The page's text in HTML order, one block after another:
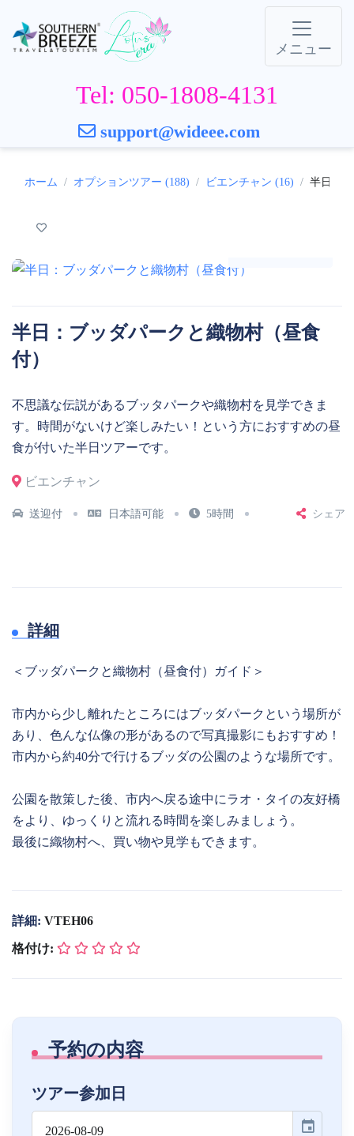
メニュー
Tel: 050-1808-4131
support@wideee.com
ホーム オプションツアー (188) ビエンチャン (16) 半日：
半日：ブッダパークと織物村（昼食
付）
不思議な伝説があるブッタパークや織物村を見学できま
す。時間がないけど楽しみたい！という方におすすめの昼
食が付いた半日ツアーです。
ビエンチャン
送迎付 日本語可能 5時間 シェア
詳細
＜ブッダパークと織物村（昼食付）ガイド＞
市内から少し離れたところにはブッダパークという場所が
あり、色んな仏像の形があるので写真撮影にもおすすめ！
市内から約40分で行けるブッダの公園のような場所です。
公園を散策した後、市内へ戻る途中にラオ・タイの友好橋
をより、ゆっくりと流れる時間を楽しみましょう。
最後に織物村へ、買い物や見学もできます。
詳細: VTEH06
格付け:
予約の内容
ツアー参加日
event